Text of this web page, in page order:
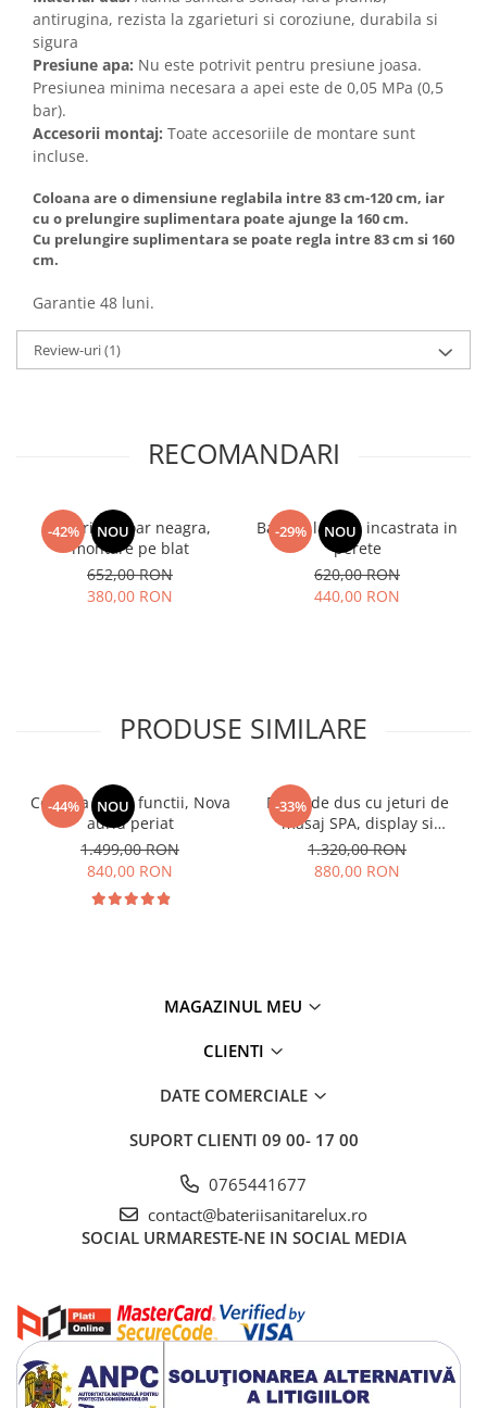
antirugina, rezista la zgarieturi si coroziune, durabila si
sigura
Presiune apa: Nu este potrivit pentru presiune joasa.
Presiunea minima necesara a apei este de 0,05 MPa (0,5
bar).
Accesorii montaj: Toate accesoriile de montare sunt
incluse.
Coloana are o dimensiune reglabila intre 83 cm-120 cm, iar
cu o prelungire suplimentara poate ajunge la 160 cm.
Cu prelungire suplimentara se poate regla intre 83 cm si 160
cm.
Garantie 48 luni.
Review-uri(1)
RECOMANDARI
-42% NOU
Baterie lavoar neagra,
montare pe blat
652,00 RON
380,00 RON
-29% NOU
Baterie lavoar, incastrata in
perete
620,00 RON
440,00 RON
PRODUSE SIMILARE
-44% NOU
Coloana dus 4 functii, Nova
auriu periat
1.499,00 RON
840,00 RON
-33%
Panel de dus cu jeturi de
masaj SPA, display si
lumina led
1.320,00 RON
880,00 RON
MAGAZINUL MEU
CLIENTI
DATE COMERCIALE
SUPORT CLIENTI 09 00- 17 00
0765441677
contact@bateriisanitarelux.ro
SOCIAL URMARESTE-NE IN SOCIAL MEDIA